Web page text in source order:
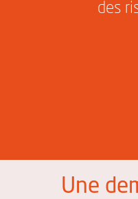
des
Une